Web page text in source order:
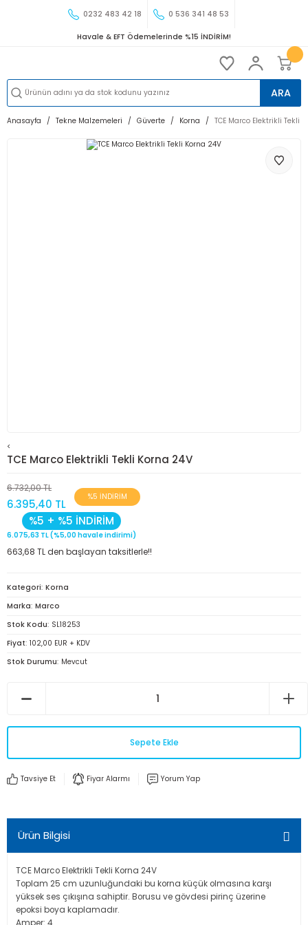
0232 483 42 18 0 536 341 48 53
Havale & EFT Ödemelerinde %15 İNDİRİM!
ARA
Anasayfa Tekne Malzemeleri Güverte Korna TCE Marco Elektrikli Tekli
<
TCE Marco Elektrikli Tekli Korna 24V
6.732,00 TL
6.395,40 TL
%5 İNDİRİM
%5 + %5 İNDİRİM
6.075,63 TL (%5,00 havale indirimi)
663,68 TL den başlayan taksitlerle!!
Kategori Korna
Marka Marco
Stok Kodu SL18253
Fiyat 102,00 EUR + KDV
Stok Durumu Mevcut
Sepete Ekle
Tavsiye Et Fiyar Alarmı Yorum Yap
Ürün Bilgisi
TCE Marco Elektrikli Tekli Korna 24V
Toplam 25 cm uzunluğundaki bu korna küçük olmasına karşı
yüksek ses çıkışına sahiptir. Borusu ve gövdesi pirinç üzerine
epoksi boya kaplamadır.